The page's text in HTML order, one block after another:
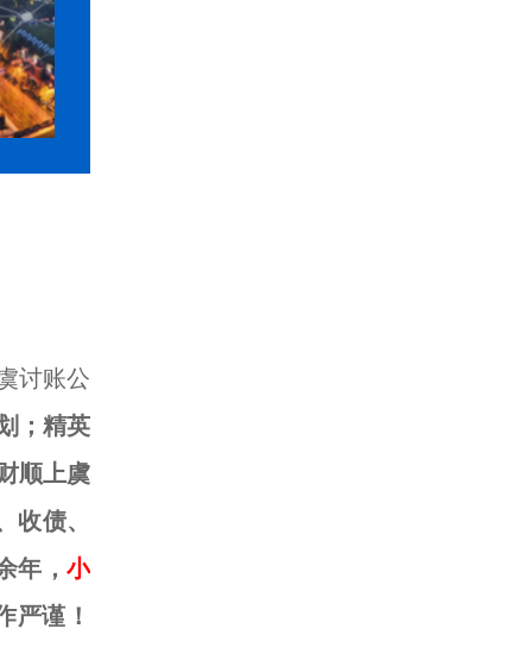
讨账公
；精英
顺上虞
债、
年， 小
严谨！